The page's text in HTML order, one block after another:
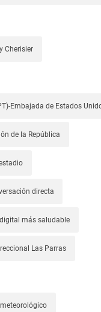
Cherisier
Embajada de Estados
de la República
directa
más saludable
Las Parras